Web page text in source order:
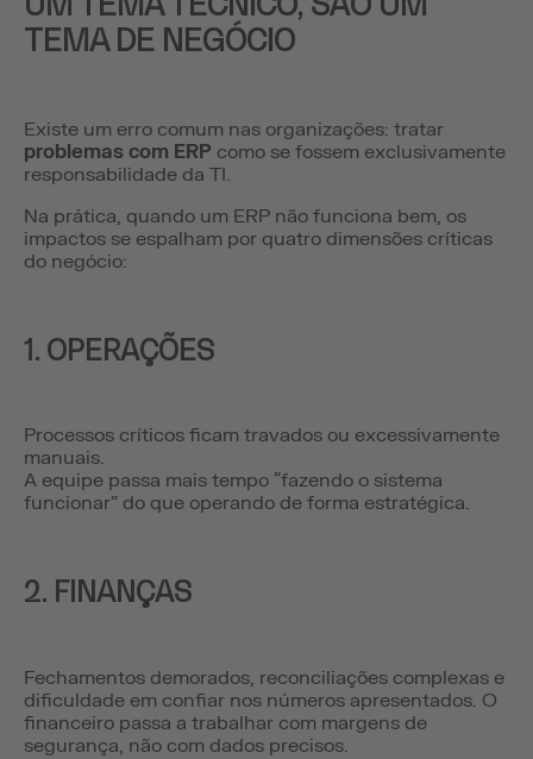
TEMA DE NEGÓCIO
Existe um erro comum nas organizações: tratar
problemas com ERP como se fossem exclusivamente
responsabilidade da TI.
Na prática, quando um ERP não funciona bem, os
impactos se espalham por quatro dimensões críticas
do negócio:
1. OPERAÇÕES
Processos críticos ficam travados ou excessivamente
manuais.
A equipe passa mais tempo “fazendo o sistema
funcionar” do que operando de forma estratégica.
2. FINANÇAS
Fechamentos demorados, reconciliações complexas e
dificuldade em confiar nos números apresentados. O
financeiro passa a trabalhar com margens de
segurança, não com dados precisos.